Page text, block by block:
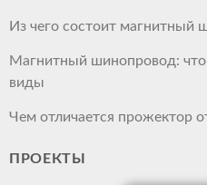
Из чего состоит магнитный
Магнитный шинопровод:
виды
Чем отличается прожектор
ПРОЕКТЫ